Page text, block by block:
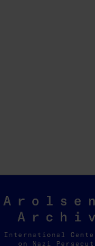
Arolsen
Archives